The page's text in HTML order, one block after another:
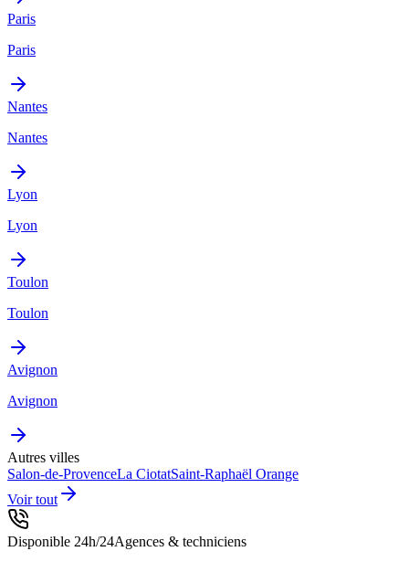
Paris
Paris
Nantes
Nantes
Lyon
Lyon
Toulon
Toulon
Avignon
Avignon
Autres villes
Salon-de-ProvenceLa CiotatSaint-Raphaël Orange
Voir tout
Disponible 24h/24Agences & techniciens